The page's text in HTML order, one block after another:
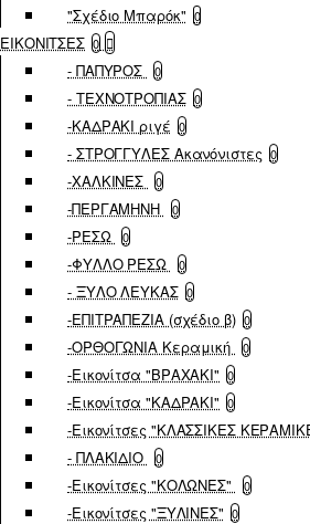
"Σχέδιο Μπαρόκ" 0
ΕΙΚΟΝΙΤΣΕΣ 0
- ΠΑΠΥΡΟΣ 0
- ΤΕΧΝΟΤΡΟΠΙΑΣ 0
-ΚΑΔΡΑΚΙ ριγέ 0
- ΣΤΡΟΓΓΥΛΕΣ Ακανόνιστες 0
-ΧΑΛΚΙΝΕΣ 0
-ΠΕΡΓΑΜΗΝΗ 0
-ΡΕΣΩ 0
-ΦΥΛΛΟ ΡΕΣΩ 0
- ΞΥΛΟ ΛΕΥΚΑΣ 0
-ΕΠΙΤΡΑΠΕΖΙΑ (σχέδιο β) 0
-ΟΡΘΟΓΩΝΙΑ Κεραμική 0
-Εικονίτσα "ΒΡΑΧΑΚΙ" 0
-Εικονίτσα "ΚΑΔΡΑΚΙ" 0
-Εικονίτσες "ΚΛΑΣΣΙΚΕΣ
- ΠΛΑΚΙΔΙΟ 0
-Εικονίτσες "ΚΟΛΩΝΕΣ" 0
-Εικονίτσες "ΞΥΛΙΝΕΣ" 0